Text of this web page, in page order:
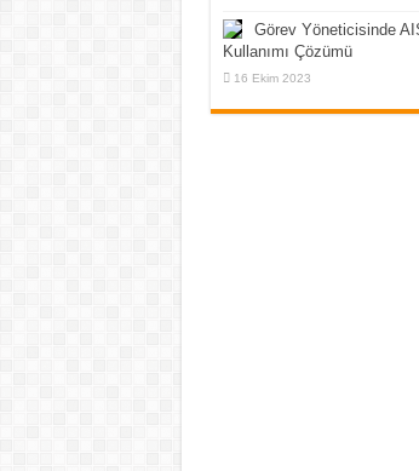
Görev Yöneticisinde
Kullanımı Çözümü
16 Ekim 2023